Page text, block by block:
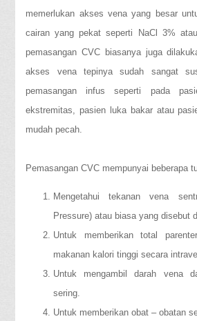
memerlukan akses vena yang besar
cairan yang pekat seperti NaCl 3%
pemasangan CVC biasanya juga
akses vena tepinya sudah sangat
pemasangan infus seperti pada
ekstremitas, pasien luka bakar atau
mudah pecah.
Pemasangan CVC mempunyai beberapa
Mengetahui tekanan vena
Pressure) atau biasa yang disebut
Untuk memberikan total
makanan kalori tinggi secara
Untuk mengambil darah vena
sering.
Untuk memberikan obat – obatan